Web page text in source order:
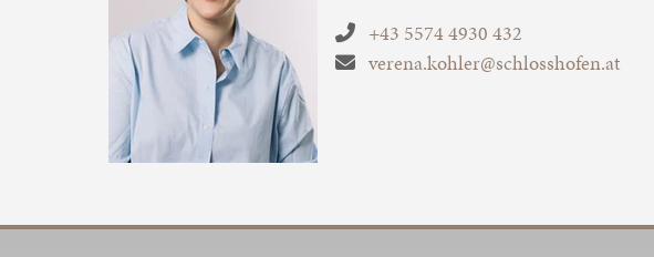
+43 5574 4930 432
verena.kohler@schlosshofen.at